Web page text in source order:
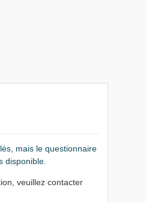
mais le questionnaire
disponible.
veuillez contacter